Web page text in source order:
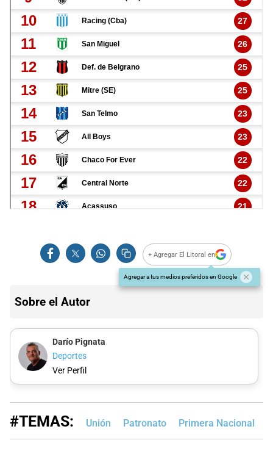
+ Agregar El Litoral en
Agregar a tus medios preferidos en Google
Sobre el Autor
Darío Pignata
Deportes
Ver Perfil
#TEMAS: Unión Patronato Primera Nacional